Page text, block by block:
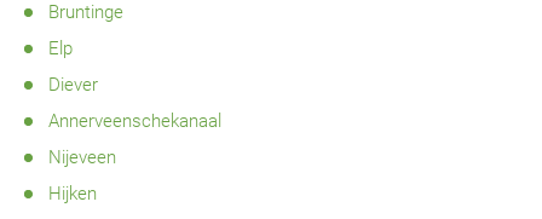
Bruntinge
Elp
Diever
Annerveenschekanaal
Nijeveen
Hijken